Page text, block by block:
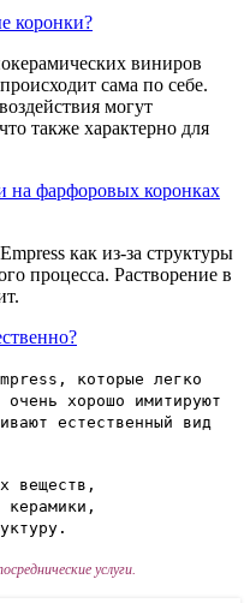
коронки?
виниров
сама по себе.
могут
также характерно для
на фарфоровых коронках
как из-за структуры
процесса. Растворение в
которые легко
хорошо имитируют
естественный вид
веществ,
керамики,
услуги.